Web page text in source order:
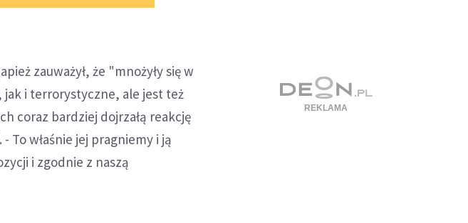
zauważył, że "mnożyły się w
i terrorystyczne, ale jest też
coraz bardziej dojrzałą reakcję
To właśnie jej pragniemy i ją
i zgodnie z naszą